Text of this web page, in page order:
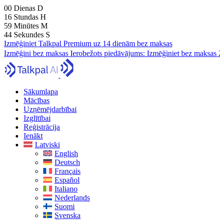
00 Dienas D
16 Stundas H
59 Minūtes M
43 Sekundes S
Izmēģiniet Talkpal Premium uz 14 dienām bez maksas
Izmēģini bez maksas Ierobežots piedāvājums: Izmēģiniet bez maksas
Sākumlapa
Mācības
Uzņēmējdarbībai
Izglītībai
Reģistrācija
Ienākt
Latviski
English
Deutsch
Français
Español
Italiano
Nederlands
Suomi
Svenska